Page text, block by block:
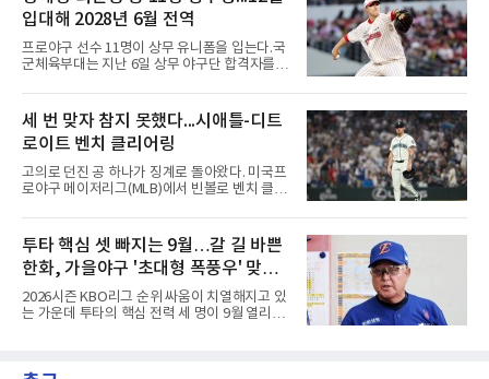
미국은 다르다고 조언했다.
나서 1볼넷 1득점을 기록했으나 이날은 끝내 더
그아웃을 벗어나지 못했다. 시즌 성적은 55경기
타율 0.208(106타수 22안타), 1홈런, 15타점이
다. 팀은 애리조나를 5-1로 꺾고 서부지구 2위와
1경기 차로 좁혔다.김하성의 상황은 더 어렵다.
다. 지난 4일 부상자명단(IL)에서 해제돼 복귀했
지만 주전 경쟁에서 밀려난
입대해 2028년 6월 전역
프로야구 선수 11명이 상무 유니폼을 입는다.국
군체육부대는 지난 6일 상무 야구단 합격자를
10개 구단에 확인한 결과, KIA 타이거즈에서는
핵심 불펜 정해영과 우완 한재승, 내야수 윤도현
이 합격했다. 롯데 자이언츠는 오른손 불펜 최준
용과 이민석, 내야수 이호준 세 명이 이름을 올
렸고, 삼성 라이온즈에서도 좌완 이승현과 외야
수 함수호, 내야수 심재훈이 통보를 받았다.두산
베어스 투수 최지강과 키움 히어로즈 외야수 원
스, kt wiz에서는 합격자가 나오지 않았다.이들
은 올해 12월 입대해 2028
세 번 맞자 참지 못했다...시애틀-디트
로이트 벤치 클리어링
고의로 던진 공 하나가 징계로 돌아왔다. 미국프
로야구 메이저리그(MLB)에서 빈볼로 벤치 클리
이저리그 사무국은 7일(한국시간) 시애틀 매리
너스 불펜 투수 게이브 스파이어에게 3경기, 댄
윌슨 감독에게 1경기 출장 금지 처분을 내렸다.
두 사람에게는 공개되지 않은 벌금도 부과됐다.
발단은 전날 경기였다. 미국 워싱턴주 시애틀 T
모바일 파크에서 열린 디트로이트 타이거스전 8
회초, 2사 후 등판한 스파이어가 글라이버 토레
맞았던 디트로이트 선수들은 분을 참지 못하고
투타 핵심 셋 빠지는 9월…갈 길 바쁜
한화, 가을야구 '초대형 폭풍우' 맞는
다?
2026시즌 KBO리그 순위 싸움이 치열해지고 있
는 가운데 투타의 핵심 전력 세 명이 9월 열리는